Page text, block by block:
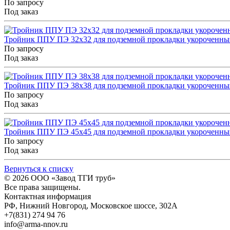
По запросу
Под заказ
Тройник ППУ ПЭ 32x32 для подземной прокладки
По запросу
Под заказ
Тройник ППУ ПЭ 38x38 для подземной прокладки
По запросу
Под заказ
Тройник ППУ ПЭ 45x45 для подземной прокладки
По запросу
Под заказ
Вернуться к списку
© 2026 ООО «Завод ТГИ труб»
Все права защищены.
Контактная информация
РФ, Нижний Новгород, Московское шоссе, 302А
+7(831) 274 94 76
info@arma-nnov.ru